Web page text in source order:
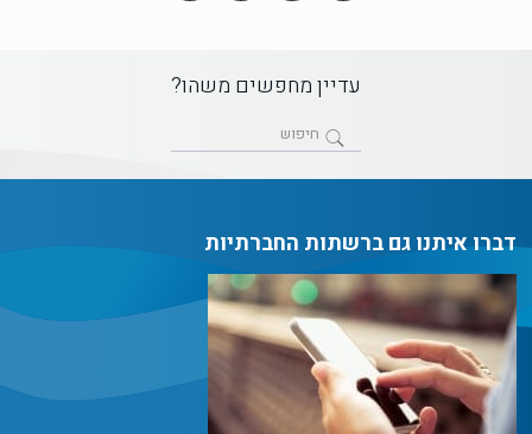
עדיין מחפשים משהו?
דברו איתנו גם ברשתות החברתיות